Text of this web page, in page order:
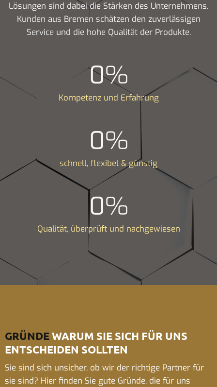
Lösungen sind dabei die Stärken des Unternehmens.
Kunden aus Bremen schätzen den zuverlässigen
Service und die hohe Qualität der Produkte.
0%
Kompetenz und Erfahrung
0%
schnell, flexibel & günstig
0%
Qualität, überprüft und nachgewiesen
GRÜNDEWARUM SIE SICH FÜR UNS
ENTSCHEIDEN SOLLTEN
Sie sind sich unsicher, ob wir der richtige Partner für
sie sind? Hier finden Sie gute Gründe, die für uns